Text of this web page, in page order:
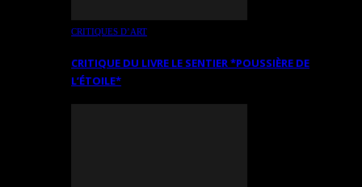
CRITIQUES D’ART
CRITIQUE DU LIVRE LE SENTIER *POUSSIÈRE DE
L’ÉTOILE*